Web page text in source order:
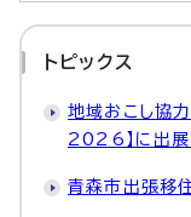
トピックス
地域おこし協力
2026】に出展
青森市出張移